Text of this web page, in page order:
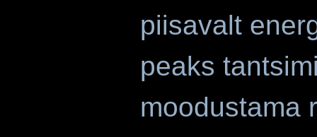
piisavalt
peaks
moodustama